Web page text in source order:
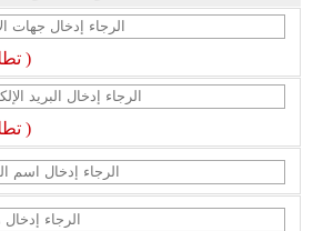
(* تطلب )
(* تطلب )